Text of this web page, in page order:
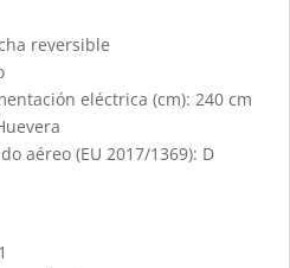
reversible
eléctrica (cm): 240 cm
aéreo (EU 2017/1369): D